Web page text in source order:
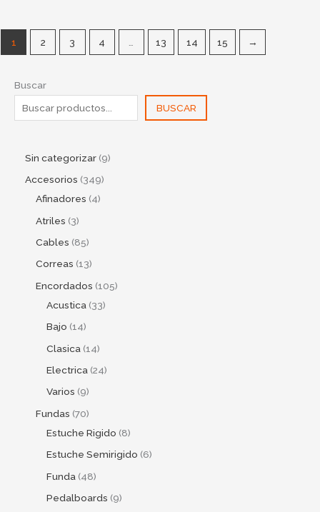
Buscar
BUSCAR
Sin categorizar 9
Accesorios 349
Afinadores 4
Atriles 3
Cables 85
Correas 13
Encordados 105
Acustica 33
Bajo 14
Clasica 14
Electrica 24
Varios 9
Fundas 70
Estuche Rigido 8
Estuche Semirigido 6
Funda 48
Pedalboards 9
1 2 3 4 13 14 15 →